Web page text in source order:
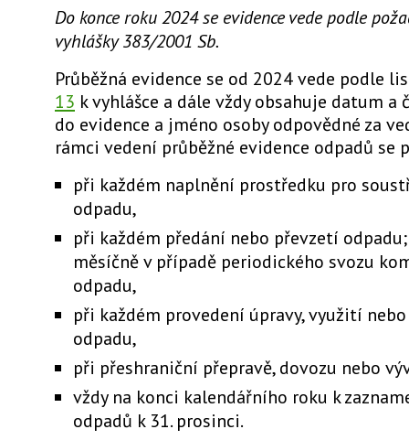
Do konce roku 2024 se evidence vede podle
vyhlášky 383/2001 Sb.
Průběžná evidence se od 2024 vede podle
13 k vyhlášce a dále vždy obsahuje datum a
do evidence a jméno osoby odpovědné za
rámci vedení průběžné evidence odpadů se
při každém naplnění prostředku pro
odpadu,
při každém předání nebo převzetí
měsíčně v případě periodického svozu
odpadu,
při každém provedení úpravy, využití
odpadu,
při přeshraniční přepravě, dovozu nebo
vždy na konci kalendářního roku k
odpadů k 31. prosinci.